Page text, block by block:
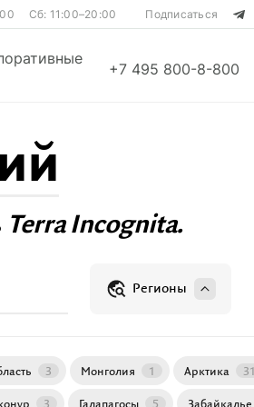
Сб: 11:00–20:00 Подписаться
+7 495 800-8-800
Terra Incognita.
Регионы
3 Монголия 1 Арктика 31
3 Галапагосы 5 Забайкалье